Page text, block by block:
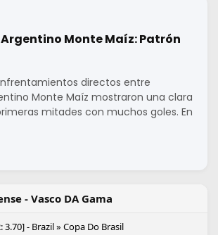
Monte Maíz: Patrón
directos entre
Monte Maíz mostraron una clara
mitades con muchos goles. En
- Vasco DA Gama
3.70] - Brazil » Copa Do Brasil